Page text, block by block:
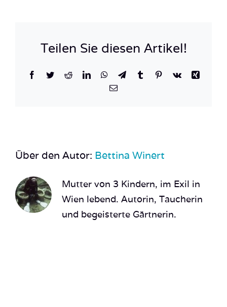
Teilen Sie diesen Artikel!
Facebook
TwitterRedditLinkedInWhatsApp
TelegramTumblrPinterest
Vk
Xing
E-
Über den Autor: Bettina Winert
Mutter von 3 Kindern, im Exil in
Wien lebend. Autorin, Taucherin
und begeisterte Gärtnerin.